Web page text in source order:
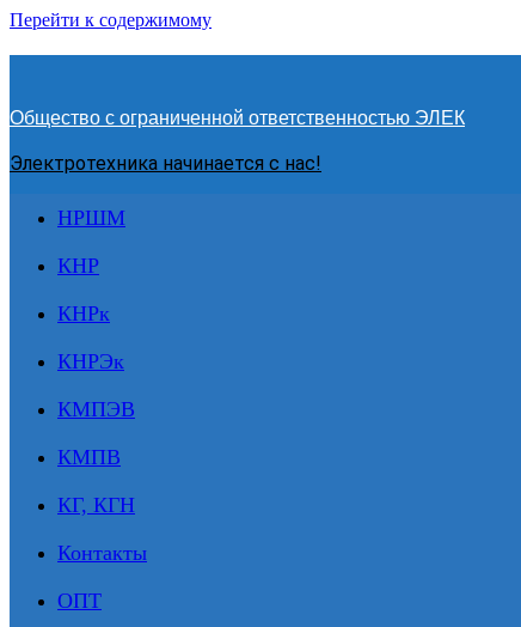
Перейти к содержимому
Общество с ограниченной ответственностью ЭЛЕК
Электротехника начинается с нас!
НРШМ
КНР
КНРк
КНРЭк
КМПЭВ
КМПВ
КГ, КГН
Контакты
ОПТ